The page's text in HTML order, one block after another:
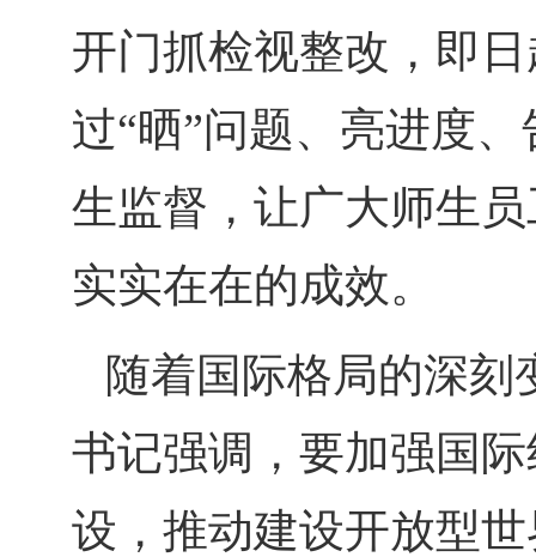
开门抓检视整改，即
过“晒”问题、亮进度
生监督，让广大师生
实实在在的成效。
随着国际格局的深
书记强调，要加强国
设，推动建设开放型